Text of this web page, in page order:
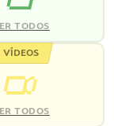
TODOS
VÍDEOS
TODOS